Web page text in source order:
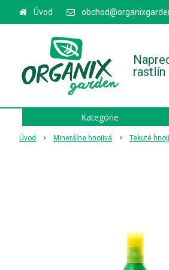
rastlín
Úvod
Úvod Minerálne hnojivá Tekuté
Kategórie